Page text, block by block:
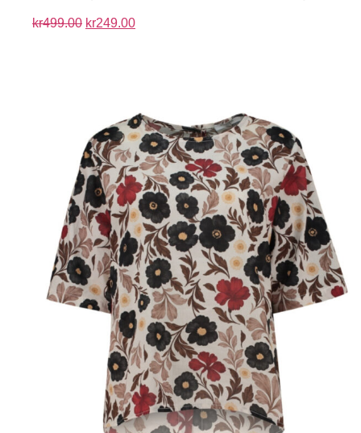
kr499.00 kr249.00